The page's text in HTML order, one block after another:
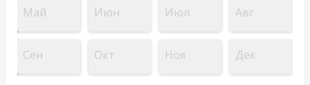
Май Июн Июл Авг
Сен Окт Ноя Дек